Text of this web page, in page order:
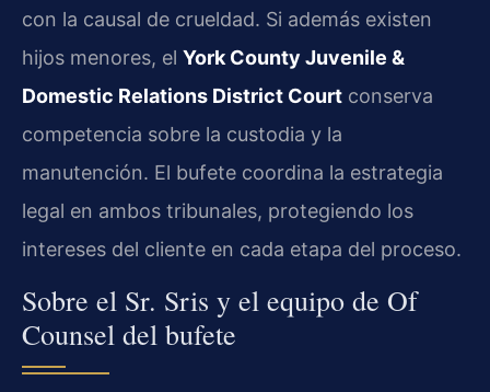
con la causal de crueldad. Si además existen
hijos menores, el York County Juvenile &
Domestic Relations District Court conserva
competencia sobre la custodia y la
manutención. El bufete coordina la estrategia
legal en ambos tribunales, protegiendo los
intereses del cliente en cada etapa del proceso.
Sobre el Sr. Sris y el equipo de Of
Counsel del bufete